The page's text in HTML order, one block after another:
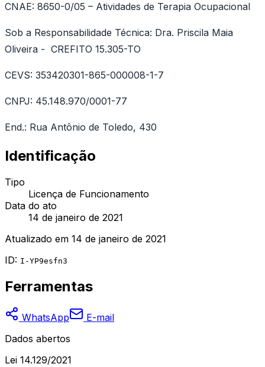
CNAE: 8650-0/05 – Atividades de Terapia Ocupacional
Sob a Responsabilidade Técnica: Dra. Priscila Maia
Oliveira - CREFITO 15.305-TO
CEVS: 353420301-865-000008-1-7
CNPJ: 45.148.970/0001-77
End.: Rua Antônio de Toledo, 430
Identificação
Tipo
Licença de Funcionamento
Data do ato
14 de janeiro de 2021
Atualizado em 14 de janeiro de 2021
ID: I-YP9esfn3
Ferramentas
WhatsApp
E-mail
Dados abertos
Lei 14.129/2021